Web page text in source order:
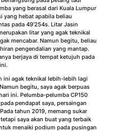
yang berasal dari Kuala Lumpur
yang hebat apabila beliau
pada 49’254s. Litar Jasin
litar yang agak teknikal
mencabar. Namun begitu, beliau
pengendalian yang mantap.
berjaya di tempat ketujuh pada
ini agak teknikal lebih-lebih lagi
begitu, saya agak berpuas
ini. Pelumba-pelumba CP150
pendapat saya, persaingan
tahun 2019, memang sukar
saya akan buat yang terbaik
menaiki podium pada pusingan